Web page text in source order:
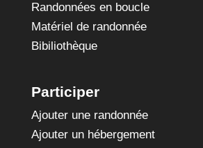
Randonnées en boucle
Matériel de randonnée
Bibiliothèque
Participer
Ajouter une randonnée
Ajouter un hébergement